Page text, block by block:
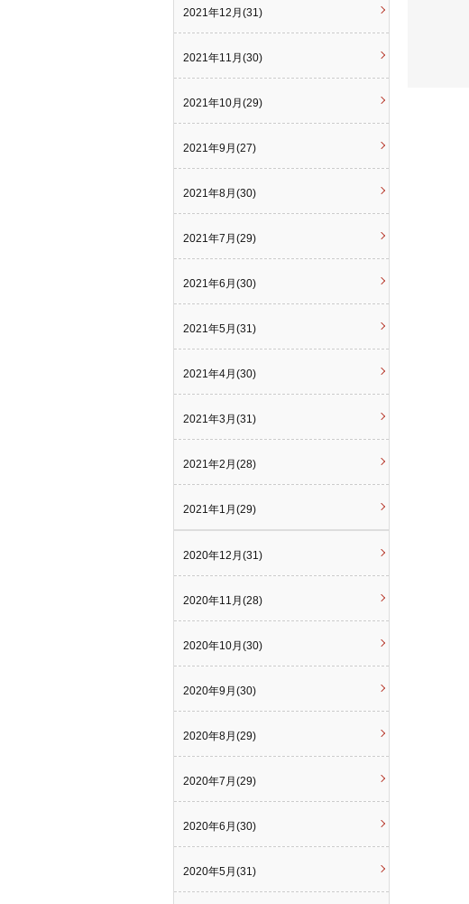
2021年12月(31)
2021年11月(30)
2021年10月(29)
2021年9月(27)
2021年8月(30)
2021年7月(29)
2021年6月(30)
2021年5月(31)
2021年4月(30)
2021年3月(31)
2021年2月(28)
2021年1月(29)
2020年12月(31)
2020年11月(28)
2020年10月(30)
2020年9月(30)
2020年8月(29)
2020年7月(29)
2020年6月(30)
2020年5月(31)